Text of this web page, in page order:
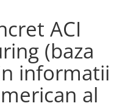
ACI
(baza
informatii
al